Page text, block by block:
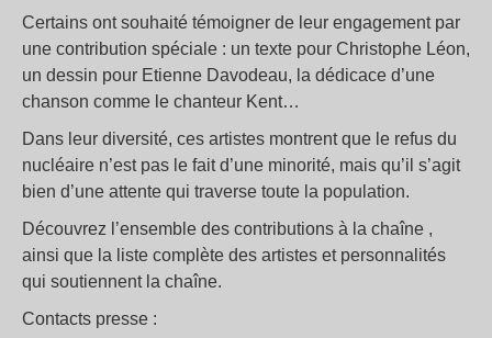
Certains ont souhaité témoigner de leur engagement par
une contribution spéciale : un texte pour Christophe Léon,
un dessin pour Etienne Davodeau, la dédicace d’une
chanson comme le chanteur Kent…
Dans leur diversité, ces artistes montrent que le refus du
nucléaire n’est pas le fait d’une minorité, mais qu’il s’agit
bien d’une attente qui traverse toute la population.
Découvrez l’ensemble des contributions à la chaîne ,
ainsi que la liste complète des artistes et personnalités
qui soutiennent la chaîne.
Contacts presse :